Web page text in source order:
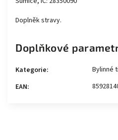
Doplněk stravy.
Doplňkové
Kategorie:
Bylinné
EAN: